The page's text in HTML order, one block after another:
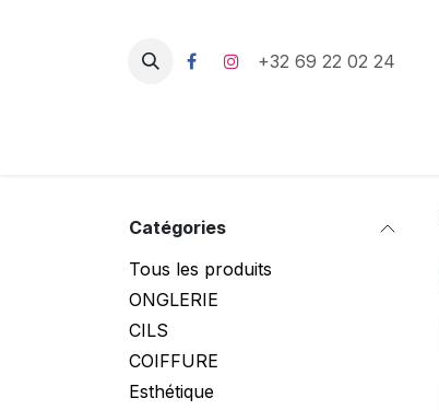
+32 69 22 02 24
Catégories
Tous les produits
ONGLERIE
CILS
COIFFURE
Esthétique